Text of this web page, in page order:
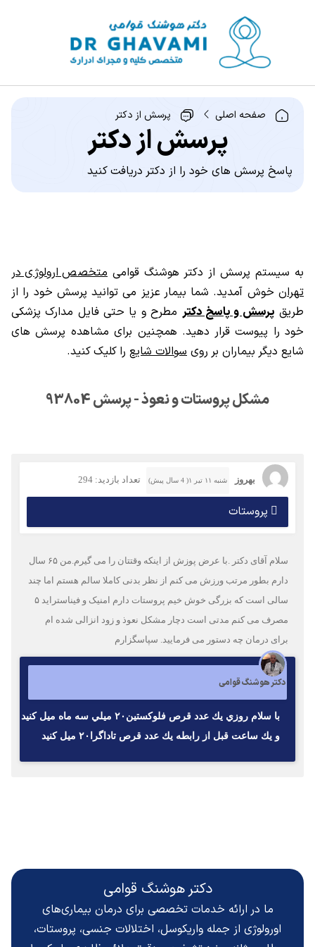
صفحه اصلی پرسش از دکتر
پرسش از دکتر
پاسخ پرسش های خود را از دکتر دریافت کنید
به سیستم پرسش از دکتر هوشنگ قوامی متخصص ارولوژی در
تهران خوش آمدید. شما بیمار عزیز می توانید پرسش خود را از
طریق پرسش و پاسخ دکتر مطرح و یا حتی فایل مدارک پزشکی
خود را پیوست قرار دهید. همچنین برای مشاهده پرسش های
شایع دیگر بیماران بر روی سوالات شایع را کلیک کنید.
مشکل پروستات و نعوذ - پرسش 93804
بهروز شنبه ۱۱ تیر ۱( 4 سال پیش) تعداد بازدید: 294
پروستات
سلام آقای دکتر .با عرض پوزش از اینکه وقتتان را می گیرم.من ۶۵ سال
دارم بطور مرتب ورزش می کنم از نظر بدنی کاملا سالم هستم اما چند
سالی است که بزرگی خوش خیم پروستات دارم امنیک و فیناستراید ۵
مصرف می کنم مدتی است دچار مشکل نعوذ و زود انزالی شده ام
برای درمان چه دستور می فرمایید. سپاسگزارم
دکتر هوشنگ قوامی
با سلام روزي يك عدد قرص فلوكستين٢٠ ميلي سه ماه ميل كنيد
و يك ساعت قبل از رابطه يك عدد قرص تاداگرا٢٠ ميل كنيد
دکتر هوشنگ قوامی
ما در ارائه خدمات تخصصی برای درمان بیماری‌های
اورولوژی از جمله واریکوسل، اختلالات جنسی، پروستات،